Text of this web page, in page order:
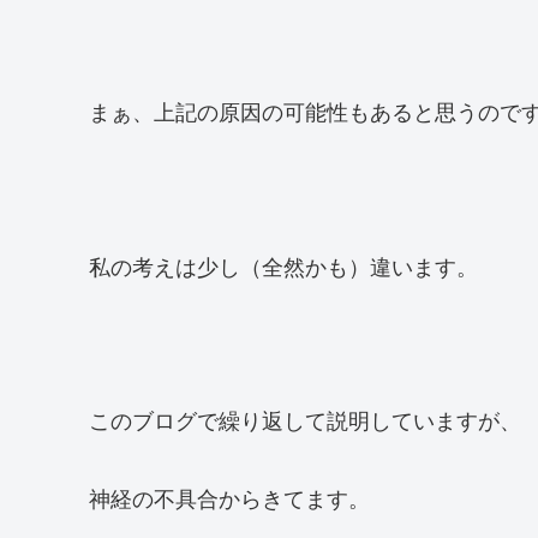
まぁ、上記の原因の可能性もあると思うので
私の考えは少し（全然かも）違います。
このブログで繰り返して説明していますが、
神経の不具合からきてます。